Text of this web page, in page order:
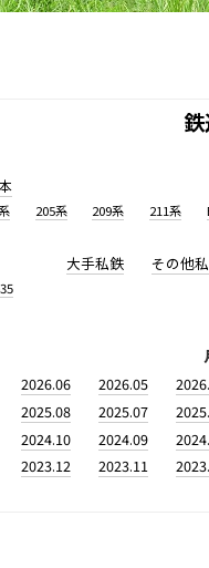
205系 209系 211系
大手私鉄 その他
2026.06 2026.05
2025.08 2025.07
2024.10 2024.09
2023.12 2023.11